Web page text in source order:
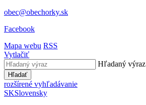
obec@obechorky.sk
Facebook
Mapa webu RSS
Vytlačiť
Hľadaný výraz
Hľadať
rozšírené vyhľadávanie
SKSlovensky